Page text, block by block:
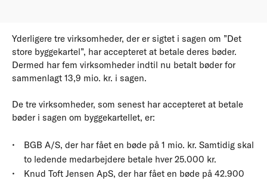
Yderligere tre virksomheder, der er sigtet i sagen om ”Det
store byggekartel”, har accepteret at betale deres bøder.
Dermed har fem virksomheder indtil nu betalt bøder for
sammenlagt 13,9 mio. kr. i sagen.
De tre virksomheder, som senest har accepteret at betale
bøder i sagen om byggekartellet, er:
BGB A/S, der har fået en bøde på 1 mio. kr. Samtidig skal
to ledende medarbejdere betale hver 25.000 kr.
Knud Toft Jensen ApS, der har fået en bøde på 42.900